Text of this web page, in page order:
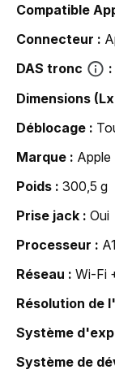
Compatible
Connecteur
DAS tronc
Dimensions
Déblocage
Marque
Apple
Poids
300,5 g
Prise jack
Oui
Processeur
Réseau
Wi-Fi
Résolution de
Système
Système de